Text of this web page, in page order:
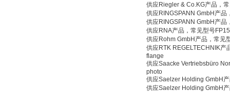
供应Riegler & Co.KG产品，
供应RINGSPANN GmbH产
供应RINGSPANN GmbH产
供应RNA产品，常见型号
供应Rohm GmbH产品，常见
供应RTK REGELTECHNIK
flange
供应Saacke Vertriebsbüro
photo
供应Saelzer Holding GmbH
供应Saelzer Holding GmbH